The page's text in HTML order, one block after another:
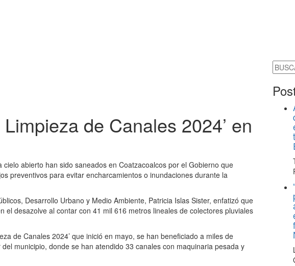
de Canales 2024’ en
abierto han sido saneados en Coatzacoalcos por el Gobierno que
preventivos para evitar encharcamientos o inundaciones durante la
Desarrollo Urbano y Medio Ambiente, Patricia Islas Sister, enfatizó que
el desazolve al contar con 41 mil 616 metros lineales de colectores pluviales
de Canales 2024’ que inició en mayo, se han beneficiado a miles de
municipio, donde se han atendido 33 canales con maquinaria pesada y